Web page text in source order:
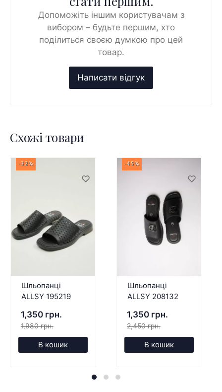
Допоможіть іншим користувачам з
вибором – будьте першим, хто
поділиться своєю думкою про цей
товар.
Схожі товари
-32%
Шльопанці
ALLSY 195219
1,350 грн.
1,980 грн.
В кошик
-45%
Шльопанці
ALLSY 208132
1,350 грн.
2,450 грн.
В кошик